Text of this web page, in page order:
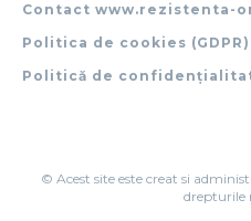
Contact www.rezistenta-
Politica de cookies (GDPR)
Politică de
© Acest site este creat si
drepturile